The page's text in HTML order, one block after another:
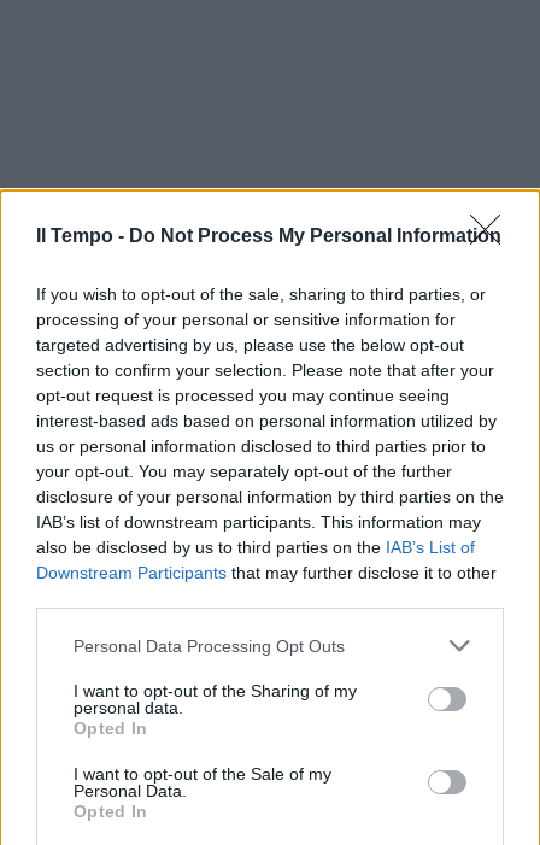
Il Tempo - Do Not Process My Personal Information
If you wish to opt-out of the sale, sharing to third parties, or
processing of your personal or sensitive information for
targeted advertising by us, please use the below opt-out
section to confirm your selection. Please note that after your
opt-out request is processed you may continue seeing
interest-based ads based on personal information utilized by
us or personal information disclosed to third parties prior to
your opt-out. You may separately opt-out of the further
disclosure of your personal information by third parties on the
IAB’s list of downstream participants. This information may
also be disclosed by us to third parties on the IAB’s List of
Downstream Participants that may further disclose it to other
Personal Data Processing Opt Outs
I want to opt-out of the Sharing of my
personal data.
Opted In
I want to opt-out of the Sale of my
Personal Data.
Opted In
In evidenza